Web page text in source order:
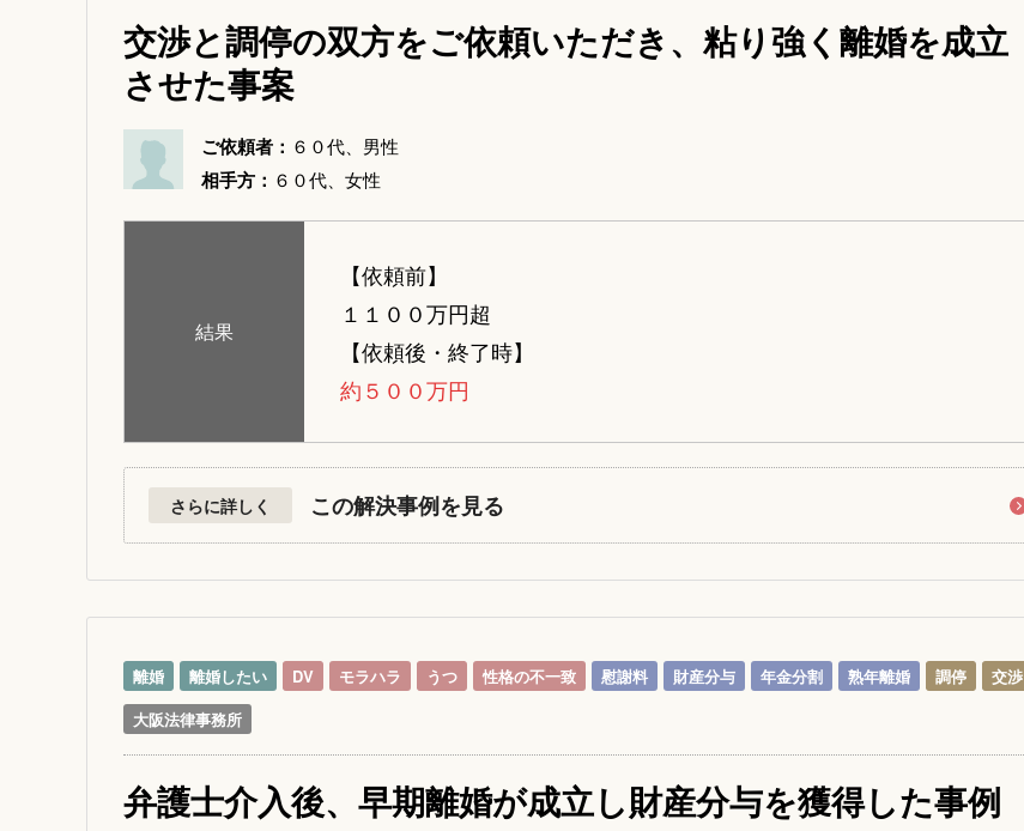
交渉と調停の双方をご依頼いただき、粘り強く離婚を成立
させた事案
ご依頼者： ６０代、男性
相手方： ６０代、女性
結果
【依頼前】
１１００万円超
【依頼後・終了時】
約５００万円
さらに詳しく この解決事例を見る
離婚 離婚したい DV モラハラ うつ 性格の不一致 慰謝料 財産分与 年金分割 熟年離婚 調停
交渉
大阪法律事務所
弁護士介入後、早期離婚が成立し財産分与を獲得した事例